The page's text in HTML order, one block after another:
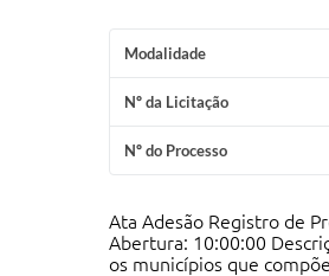
Modalidade
Nº da Licitação
Nº do Processo
Ata Adesão Registro de
Abertura: 10:00:00
os municípios que